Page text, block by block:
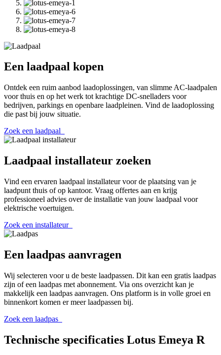
Een laadpaal kopen
Ontdek een ruim aanbod laadoplossingen, van slimme AC-laadpalen
voor thuis en op het werk tot krachtige DC-snelladers voor
bedrijven, parkings en openbare laadpleinen. Vind de laadoplossing
die past bij jouw situatie.
Zoek een laadpaal
Laadpaal installateur zoeken
Vind een ervaren laadpaal installateur voor de plaatsing van je
laadpunt thuis of op kantoor. Vraag offertes aan en krijg
professioneel advies over de installatie van jouw laadpaal voor
elektrische voertuigen.
Zoek een installateur
Een laadpas aanvragen
Wij selecteren voor u de beste laadpassen. Dit kan een gratis laadpas
zijn of een laadpas met abonnement. Via ons overzicht kan je
makkelijk een laadpas aanvragen. Ons platform is in volle groei en
binnenkort komen er meer laadpassen bij.
Zoek een laadpas
Technische specificaties Lotus Emeya R